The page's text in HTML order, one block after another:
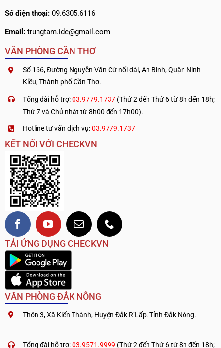
Số điện thoại: 09.6305.6116
Email: trungtam.ide@gmail.com
VĂN PHÒNG CẦN THƠ
Số 166, Đường Nguyễn Văn Cừ nối dài, An Bình, Quận Ninh
Kiều, Thành phố Cần Thơ.
Tổng đài hỗ trợ:03.9779.1737 (Thứ 2 đến Thứ 6 từ 8h đến 18h;
Thứ 7 và Chủ nhật từ 8h00 đến 17h00).
Hotline tư vấn dịch vụ:03.9779.1737
KẾT NỐI VỚI CHECKVN
TẢI ỨNG DỤNG CHECKVN
VĂN PHÒNG ĐẮK NÔNG
Thôn 3, Xã Kiến Thành, Huyện Đắk R’Lấp, Tỉnh Đắk Nông.
Tổng đài hỗ trợ:03.9571.9999 (Thứ 2 đến Thứ 6 từ 8h đến 18h;